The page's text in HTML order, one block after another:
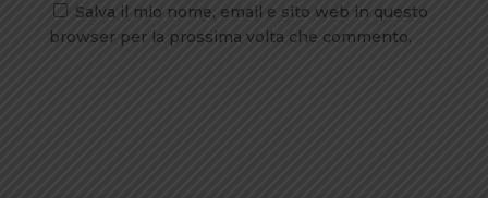
Salva il mio nome, email e sito web in questo
browser per la prossima volta che commento.